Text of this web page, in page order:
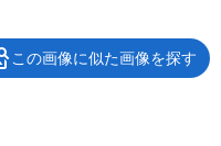
この画像に似た画像を探す